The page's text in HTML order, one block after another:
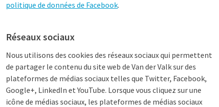
politique de données de Facebook.
Réseaux sociaux
Nous utilisons des cookies des réseaux sociaux qui permettent
de partager le contenu du site web de Van der Valk sur des
plateformes de médias sociaux telles que Twitter, Facebook,
Google+, LinkedIn et YouTube. Lorsque vous cliquez sur une
icône de médias sociaux, les plateformes de médias sociaux